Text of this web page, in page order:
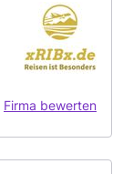
Firma bewerten